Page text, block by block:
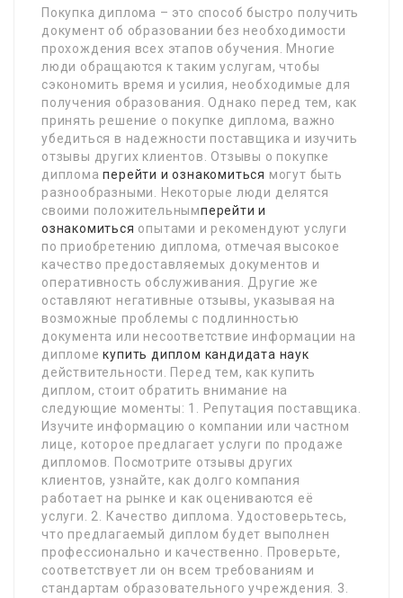
Покупка диплома – это способ быстро получить
документ об образовании без необходимости
прохождения всех этапов обучения. Многие
люди обращаются к таким услугам, чтобы
сэкономить время и усилия, необходимые для
получения образования. Однако перед тем, как
принять решение о покупке диплома, важно
убедиться в надежности поставщика и изучить
отзывы других клиентов. Отзывы о покупке
дипломаперейти и ознакомиться могут быть
разнообразными. Некоторые люди делятся
своими положительнымперейти и
ознакомиться опытами и рекомендуют услуги
по приобретению диплома, отмечая высокое
качество предоставляемых документов и
оперативность обслуживания. Другие же
оставляют негативные отзывы, указывая на
возможные проблемы с подлинностью
документа или несоответствие информации на
дипломекупить диплом кандидата наук
действительности. Перед тем, как купить
диплом, стоит обратить внимание на
следующие моменты: 1. Репутация поставщика.
Изучите информацию о компании или частном
лице, которое предлагает услуги по продаже
дипломов. Посмотрите отзывы других
клиентов, узнайте, как долго компания
работает на рынке и как оцениваются её
услуги. 2. Качество диплома. Удостоверьтесь,
что предлагаемый диплом будет выполнен
профессионально и качественно. Проверьте,
соответствует ли он всем требованиям и
стандартам образовательного учреждения. 3.